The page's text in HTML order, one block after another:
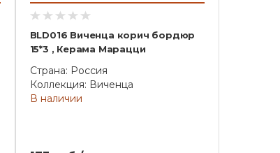
BLD016 Виченца корич бордюр
15*3 , Керама Марацци
Страна: Россия
Коллекция: Виченца
В наличии